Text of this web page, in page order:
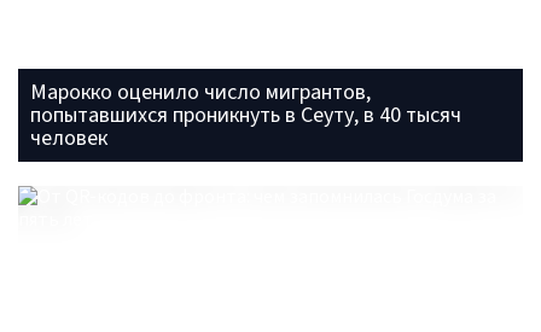
Марокко оценило число мигрантов,
попытавшихся проникнуть в Сеуту, в 40 тысяч
человек